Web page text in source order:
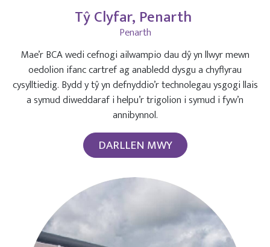
Tŷ Clyfar, Penarth
Penarth
Mae’r BCA wedi cefnogi ailwampio dau dŷ yn llwyr mewn
oedolion ifanc cartref ag anabledd dysgu a chyflyrau
cysylltiedig. Bydd y tŷ yn defnyddio’r technolegau ysgogi llais
a symud diweddaraf i helpu’r trigolion i symud i fyw’n
annibynnol.
DARLLEN MWY